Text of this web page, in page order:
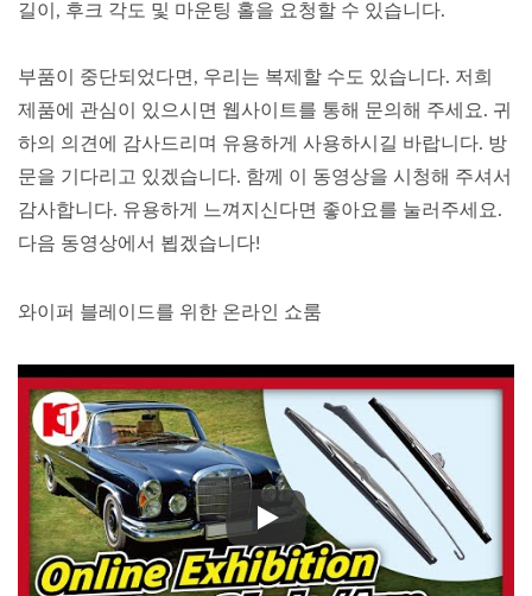
길이, 후크 각도 및 마운팅 홀을 요청할 수 있습니다.
부품이 중단되었다면, 우리는 복제할 수도 있습니다. 저희
제품에 관심이 있으시면 웹사이트를 통해 문의해 주세요. 귀
하의 의견에 감사드리며 유용하게 사용하시길 바랍니다. 방
문을 기다리고 있겠습니다. 함께 이 동영상을 시청해 주셔서
감사합니다. 유용하게 느껴지신다면 좋아요를 눌러주세요.
다음 동영상에서 뵙겠습니다!
와이퍼 블레이드를 위한 온라인 쇼룸
와이퍼 블레이드를 위한 온라